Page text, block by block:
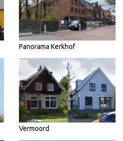
Panorama Kerkhof
Vermoord